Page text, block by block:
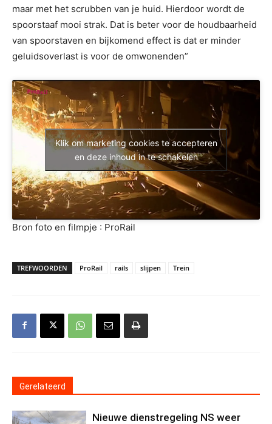
maar met het scrubben van je huid. Hierdoor wordt de
spoorstaaf mooi strak. Dat is beter voor de houdbaarheid
van spoorstaven en bijkomend effect is dat er minder
geluidsoverlast is voor de omwonenden”
Klik om marketing cookies te accepteren
en deze inhoud in te schakelen
Bron foto en filmpje : ProRail
TREFWOORDEN ProRail rails slijpen Trein
Gerelateerd
Nieuwe dienstregeling NS weer